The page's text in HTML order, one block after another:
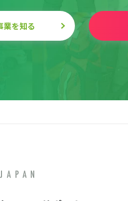
業を知る